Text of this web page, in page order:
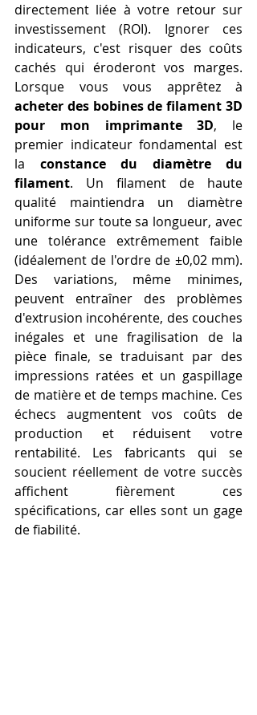
directement liée à votre retour sur
investissement (ROI). Ignorer ces
indicateurs, c'est risquer des coûts
cachés qui éroderont vos marges.
acheter des bobines de filament 3D
pour mon imprimante 3D, le
premier indicateur fondamental est
la constance du diamètre du
filament. Un filament de haute
qualité maintiendra un diamètre
uniforme sur toute sa longueur, avec
une tolérance extrêmement faible
(idéalement de l'ordre de ±0,02 mm).
Des variations, même minimes,
peuvent entraîner des problèmes
d'extrusion incohérente, des couches
inégales et une fragilisation de la
pièce finale, se traduisant par des
impressions ratées et un gaspillage
de matière et de temps machine. Ces
échecs augmentent vos coûts de
production et réduisent votre
rentabilité. Les fabricants qui se
soucient réellement de votre succès
affichent fièrement ces
spécifications, car elles sont un gage
de fiabilité.